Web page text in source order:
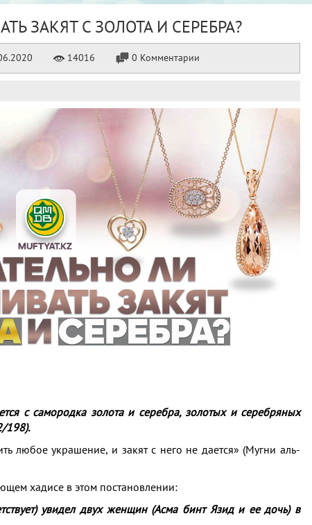
ЗАКЯТ С ЗОЛОТА И СЕРЕБРА?
14016 0 Комментарии
с самородка золота и серебра, золотых и серебряных
198).
любое украшение, и закят с него не дается» (Мугни аль-
хадисе в этом постановлении:
увидел двух женщин (Асма бинт Язид и ее дочь) в